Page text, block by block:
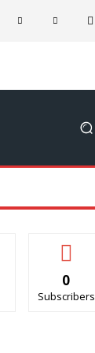
0
Subscribers